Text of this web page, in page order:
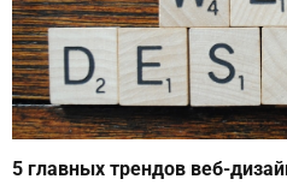
5 главных трендов веб-